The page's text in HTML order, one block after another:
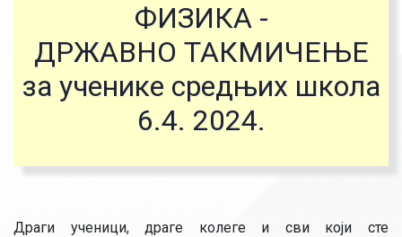
ФИЗИКА -
ДРЖАВНО ТАКМИЧЕЊЕ
за ученике средњих школа
6.4. 2024.
Драги ученици, драге колеге и сви који сте